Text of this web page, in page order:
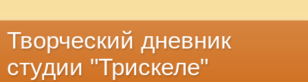
Творческий дневник
студии "Трискеле"